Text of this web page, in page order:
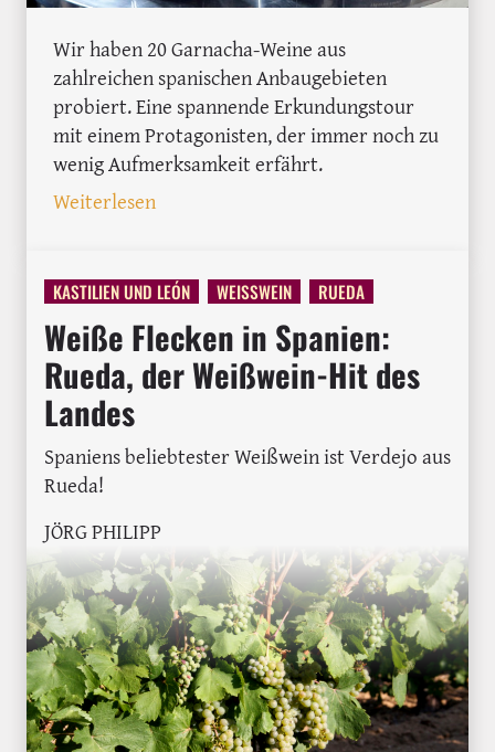
Wir haben 20 Garnacha-Weine aus
zahlreichen spanischen Anbaugebieten
probiert. Eine spannende Erkundungstour
mit einem Protagonisten, der immer noch zu
wenig Aufmerksamkeit erfährt.
Weiterlesen: Eine Garnacha Wein-Reise durch
KASTILIEN UND LEÓN WEISSWEIN RUEDA
Weiße Flecken in Spanien:
Rueda, der Weißwein-Hit des
Landes
Spaniens beliebtester Weißwein ist Verdejo aus
Rueda!
JÖRG PHILIPP